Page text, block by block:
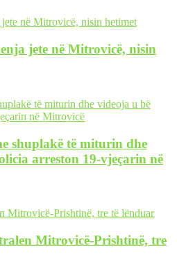
jete në Mitrovicë, nisin
shuplakë të miturin dhe
arreston 19-vjeçarin në
Mitrovicë-Prishtinë, tre